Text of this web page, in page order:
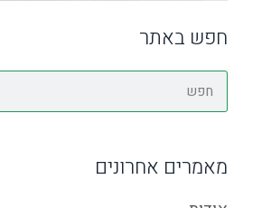
חפש באתר
מאמרים אחרונים